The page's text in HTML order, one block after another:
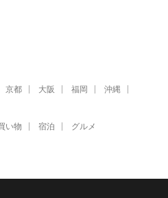
京都 大阪 福岡 沖縄
い物 宿泊 グルメ